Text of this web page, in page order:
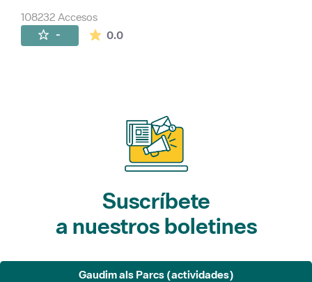
108232 Accesos
- 0.0La valoración media es de 0 estrellas de
Suscríbete
a nuestros boletines
Gaudim als Parcs (actividades)